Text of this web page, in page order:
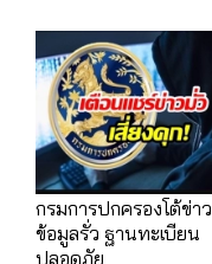
กรมการปกครองโต้ข่าว
ข้อมูลรั่ว ฐานทะเบียน
ปลอดภัย